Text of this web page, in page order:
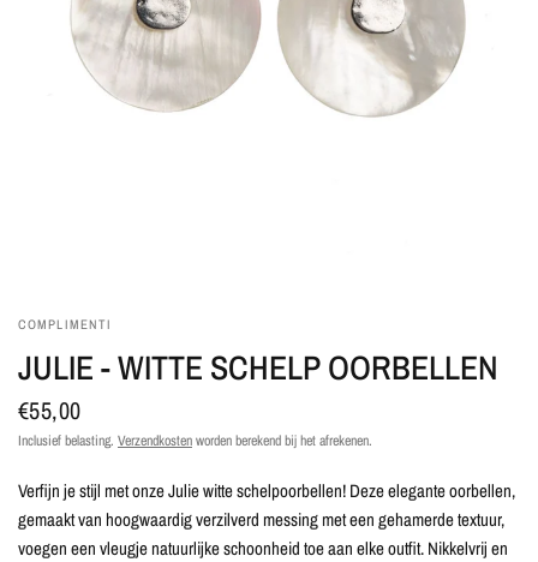
COMPLIMENTI
JULIE - WITTE SCHELP OORBELLEN
€55,00
Inclusief belasting. Verzendkostenworden berekend bij het afrekenen.
Verfijn je stijl met onze Julie witte schelpoorbellen! Deze elegante oorbellen,
gemaakt van hoogwaardig verzilverd messing met een gehamerde textuur,
voegen een vleugje natuurlijke schoonheid toe aan elke outfit. Nikkelvrij en